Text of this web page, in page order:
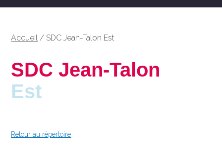
Accueil / SDC Jean-Talon Est
SDC Jean-Talon
Est
Retour au répertoire